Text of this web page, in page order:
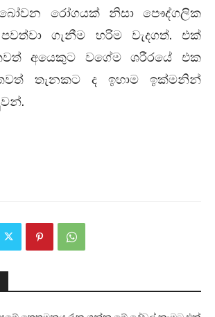
රෝගයක් නිසා පෞද්ගලික
පවත්වා ගැනීම හරිම වැදගත්. එක්
අයෙකුට වගේම ශරීරයේ එක
තැනකට ද ඉහාම ඉක්මනින්